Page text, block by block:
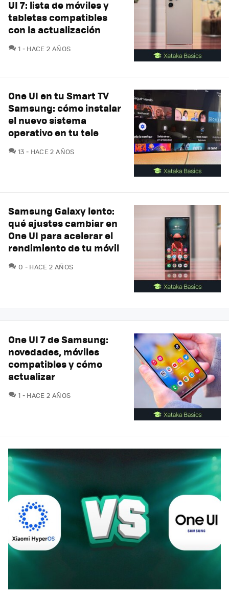
UI 7: lista de móviles y
tabletas compatibles
con la actualización
1 COMENTARIOS
HACE 2 AÑOS
One UI en tu Smart TV
Samsung: cómo instalar
el nuevo sistema
operativo en tu tele
13 COMENTARIOS
HACE 2 AÑOS
Samsung Galaxy lento:
qué ajustes cambiar en
One UI para acelerar el
rendimiento de tu móvil
0 COMENTARIOS
HACE 2 AÑOS
One UI 7 de Samsung:
novedades, móviles
compatibles y cómo
actualizar
1 COMENTARIOS
HACE 2 AÑOS